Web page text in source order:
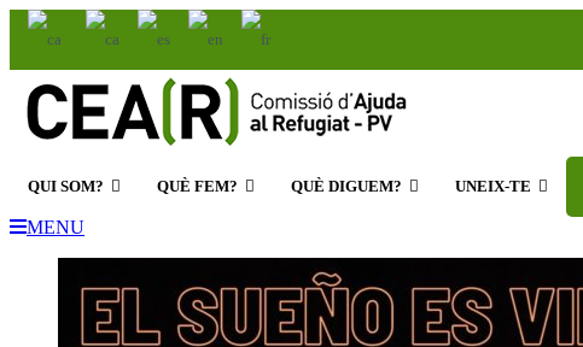
cearpv@cear.es 963 162 477
QUI SOM? QUÈ FEM? QUÈ DIGUEM? UNEIX-TE
MENU